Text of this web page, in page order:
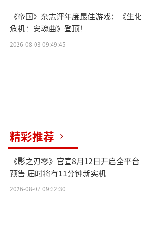
《帝国》杂志评年度最佳游戏：《生
危机：安魂曲》登顶！
2026-08-03 09:49:45
精彩推荐
《影之刃零》官宣8月12日开启全平台
预售 届时将有11分钟新实机
2026-08-07 09:32:30